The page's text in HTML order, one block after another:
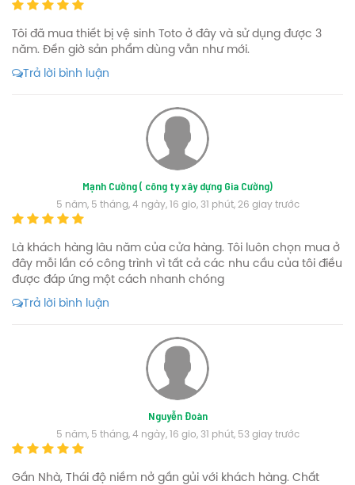
Tôi đã mua thiết bị vệ sinh Toto ở đây và sử dụng được 3
năm. Đến giờ sản phẩm dùng vẫn như mới.
Trả lời bình luận
Mạnh Cường ( công ty xây dựng Gia Cường)
5 năm, 5 tháng, 4 ngày, 16 gio, 31 phút, 26 giay trước
Là khách hàng lâu năm của cửa hàng. Tôi luôn chọn mua ở
đây mỗi lần có công trình vì tất cả các nhu cầu của tôi điều
được đáp ứng một cách nhanh chóng
Trả lời bình luận
Nguyễn Đoàn
5 năm, 5 tháng, 4 ngày, 16 gio, 31 phút, 53 giay trước
Gần Nhà, Thái độ niềm nở gần gủi với khách hàng. Chất